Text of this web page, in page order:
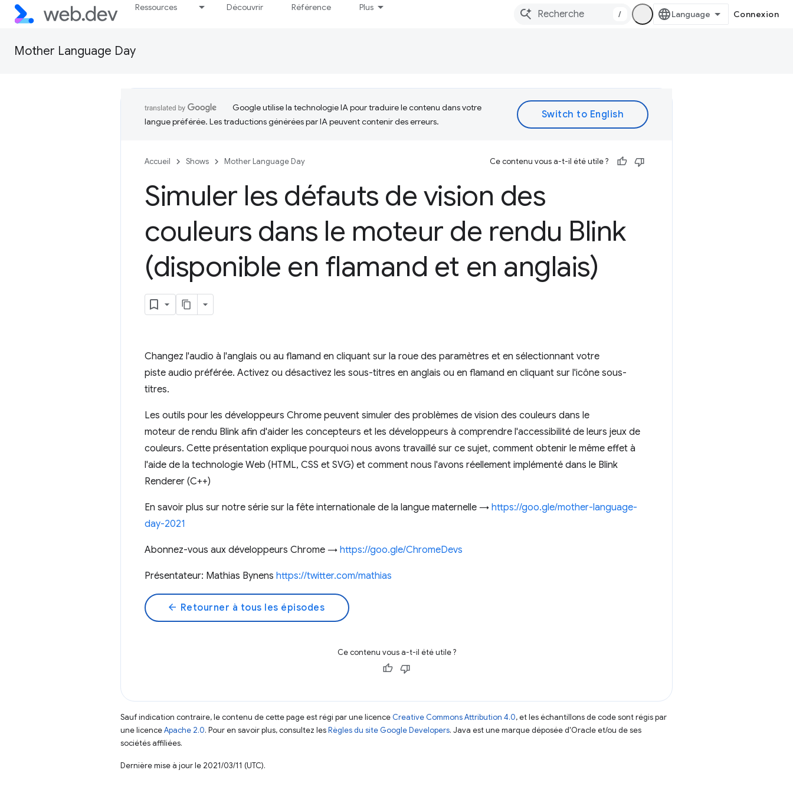
Ressources Découvrir Référence Plus
/ Connexion
Mother Language Day
Google utilise la technologie IA pour traduire le contenu dans votre
langue préférée. Les traductions générées par IA peuvent contenir des erreurs.
Accueil Shows Mother Language Day Ce contenu vous a-t-il été utile ?
Simuler les défauts de vision des
couleurs dans le moteur de rendu Blink
(disponible en flamand et en anglais)
Changez l'audio à l'anglais ou au flamand en cliquant sur la roue des paramètres et en sélectionnant votre
piste audio préférée. Activez ou désactivez les sous-titres en anglais ou en flamand en cliquant sur l'icône sous-
titres.
Les outils pour les développeurs Chrome peuvent simuler des problèmes de vision des couleurs dans le
moteur de rendu Blink afin d'aider les concepteurs et les développeurs à comprendre l'accessibilité de leurs jeux de
couleurs. Cette présentation explique pourquoi nous avons travaillé sur ce sujet, comment obtenir le même effet à
l'aide de la technologie Web (HTML, CSS et SVG) et comment nous l'avons réellement implémenté dans le Blink
Renderer (C++)
En savoir plus sur notre série sur la fête internationale de la langue maternelle → https://goo.gle/mother-language-
day-2021
Abonnez-vous aux développeurs Chrome → https://goo.gle/ChromeDevs
Présentateur: Mathias Bynens https://twitter.com/mathias​
arrow_back Retourner à tous les épisodes
Ce contenu vous a-t-il été utile ?
Sauf indication contraire, le contenu de cette page est régi par une licence Creative Commons Attribution 4.0, et les échantillons de code sont régis par
une licenceApache 2.0. Pour en savoir plus, consultez lesRègles du site Google Developers. Java est une marque déposée d'Oracle et/ou de ses
sociétés affiliées.
Dernière mise à jour le 2021/03/11 (UTC).